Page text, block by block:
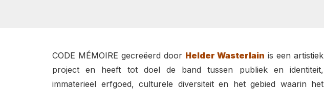
CODE MÉMOIRE gecreëerd door Helder Wasterlain is een artistiek
project en heeft tot doel de band tussen publiek en identiteit,
immaterieel erfgoed, culturele diversiteit en het gebied waarin het